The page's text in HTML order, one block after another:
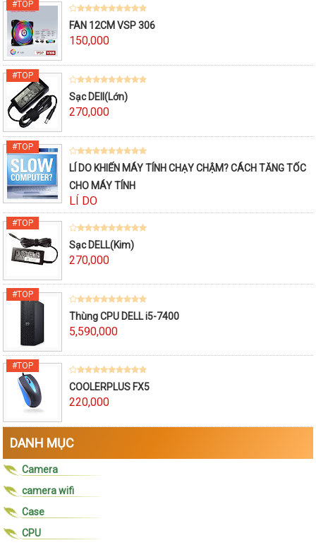
FAN 12CM VSP 306
150,000
Sạc DEll(Lớn)
270,000
LÍ DO KHIẾN MÁY TÍNH CHẠY CHẬM? CÁCH TĂNG TỐC
CHO MÁY TÍNH
LÍ DO
Sạc DELL(Kim)
270,000
Thùng CPU DELL i5-7400
5,590,000
COOLERPLUS FX5
220,000
DANH MỤC
Camera
camera wifi
Case
CPU